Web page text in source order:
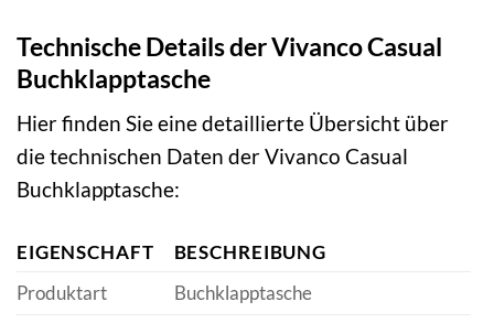
Technische Details der Vivanco Casual
Buchklapptasche
Hier finden Sie eine detaillierte Übersicht über
die technischen Daten der Vivanco Casual
Buchklapptasche:
EIGENSCHAFT
BESCHREIBUNG
Produktart
Buchklapptasche